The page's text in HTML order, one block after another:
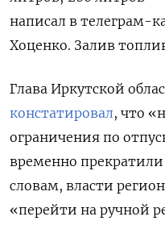
написал в телеграм-
Хоценко. Залив
Глава Иркутской
констатировал, что
ограничения по
временно
словам, власти
«перейти на ручной